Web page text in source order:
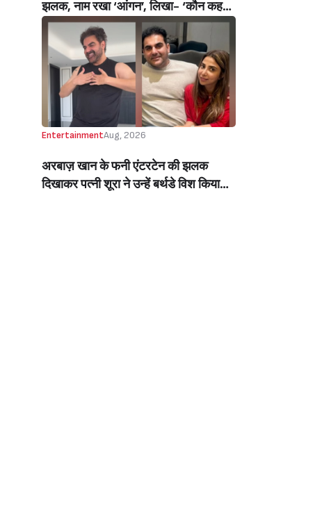
झलक, नाम रखा ‘आंगन’, लिखा- ‘कौन कहता
है सपने पूरे नहीं होते’ (Manisha Rani
Shares Glimpse Of Her Luxurious
New House In Mumbai, Names It
‘Aangan’, Says- ‘Who Says Dreams
Don’t Come True?’)
EntertainmentAug, 2026
अरबाज़ खान के फनी एंटरटेन की झलक
दिखाकर पत्नी शूरा ने उन्हें बर्थडे विश किया